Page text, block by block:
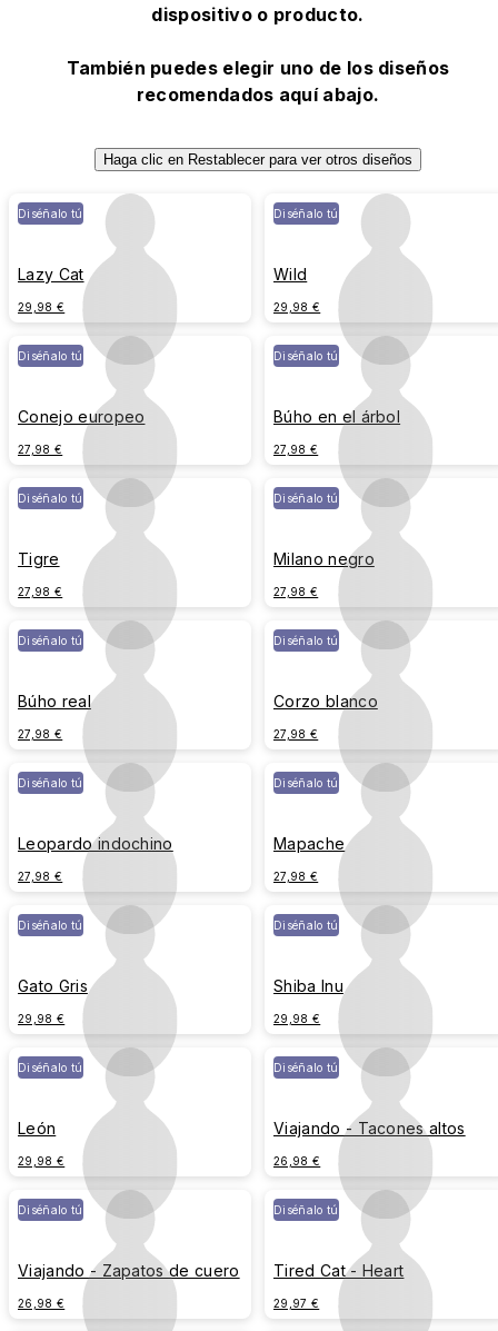
dispositivo o producto.
También puedes elegir uno de los diseños
recomendados aquí abajo.
Haga clic en Restablecer para ver otros diseños
Diséñalo tú
Lazy Cat
29,98 €
Diséñalo tú
Wild
29,98 €
Diséñalo tú
Conejo europeo
27,98 €
Diséñalo tú
Búho en el árbol
27,98 €
Diséñalo tú
Tigre
27,98 €
Diséñalo tú
Milano negro
27,98 €
Diséñalo tú
Búho real
27,98 €
Diséñalo tú
Corzo blanco
27,98 €
Diséñalo tú
Leopardo indochino
27,98 €
Diséñalo tú
Mapache
27,98 €
Diséñalo tú
Gato Gris
29,98 €
Diséñalo tú
Shiba Inu
29,98 €
Diséñalo tú
León
29,98 €
Diséñalo tú
Viajando - Tacones altos
26,98 €
Diséñalo tú
Viajando - Zapatos de cuero
26,98 €
Diséñalo tú
Tired Cat - Heart
29,97 €